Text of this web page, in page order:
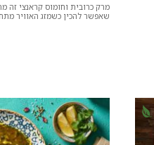
מרק כרובית וחומוס קראנצי זה
שאפשר להכין כשמזג האוויר